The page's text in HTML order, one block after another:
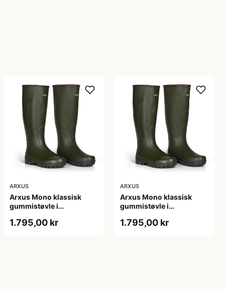
ARXUS
Arxus Mono klassisk
gummistøvle i
1.795,00 kr
ARXUS
Arxus Mono klassisk
gummistøvle i
1.795,00 kr